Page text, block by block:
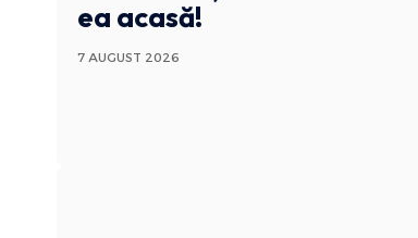
ea acasă!
7 AUGUST 2026